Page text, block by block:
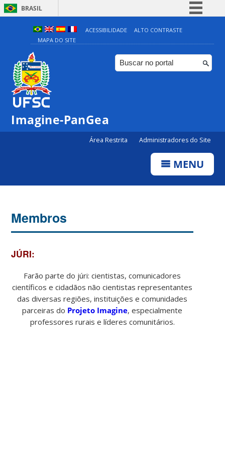
BRASIL
Simplifique!
Comunica BR
Participe
ACESSIBILIDADE
ALTO CONTRASTE
MAPA DO SITE
Imagine-PanGea
Área Restrita Administradores do Site
MENU
Membros
JÚRI:
Farão parte do júri: cientistas, comunicadores
científicos e cidadãos não cientistas representantes
das diversas regiões, instituições e comunidades
parceiras do Projeto Imagine, especialmente
professores rurais e líderes comunitários.